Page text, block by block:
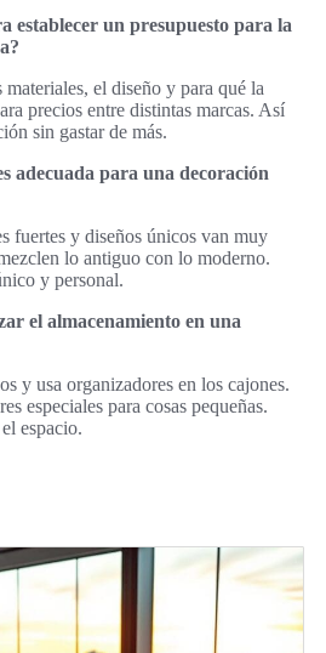
establecer un presupuesto para la
materiales, el diseño y para qué la
precios entre distintas marcas. Así
sin gastar de más.
adecuada para una decoración
fuertes y diseños únicos van muy
lo antiguo con lo moderno.
y personal.
el almacenamiento en una
y usa organizadores en los cajones.
especiales para cosas pequeñas.
espacio.